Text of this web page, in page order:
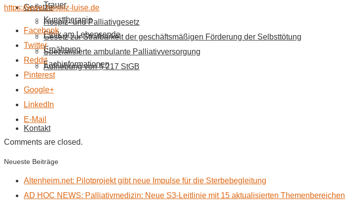
Trauer
Kunsttherapie
Ethik am Lebensende
Ernährung
Fachinformationen
Gesetze
Hospiz- und Palliativgesetz
Gesetz zur Strafbarkeit der geschäftsmäßigen Förderung der Selbsttötung
Spezialisierte ambulante Palliativversorgung
Aufhebung von § 217 StGB
Kontakt
https://www.hospiz-luise.de
Facebook
Twitter
Reddit
Pinterest
Google+
LinkedIn
E-Mail
Comments are closed.
Neueste Beiträge
Altenheim.net: Pilotprojekt gibt neue Impulse für die Sterbebegleitung
AD HOC NEWS: Palliativmedizin: Neue S3-Leitlinie mit 15 aktualisierten Themenbereichen